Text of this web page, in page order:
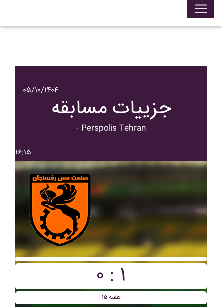
۰۵/۱۰/۱۴۰۴
جزییات مسابقه
- Perspolis Tehran
۱۶:۱۵
۰ : ۱
هفته ۱۵